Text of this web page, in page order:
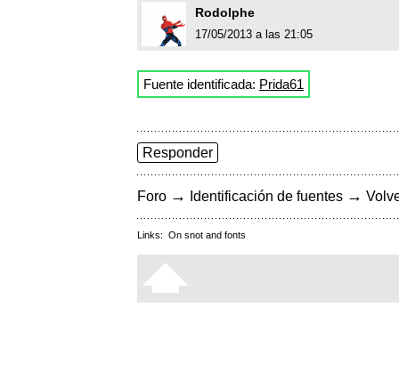
Rodolphe
17/05/2013 a las 21:05
Fuente identificada: Prida61
Responder
Foro → Identificación de fuentes →
Links: On snot and fonts